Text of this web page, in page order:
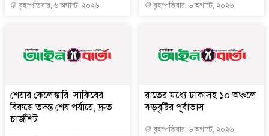
বৃহস্পতিবার, ৬ অগাস্ট, ২০২৬ বৃহস্পতিবার, ৬ অগাস্ট, ২০২৬
শেয়ার কেলেঙ্কারি: সাকিবের
বিরুদ্ধে তদন্ত শেষ পর্যায়ে, দ্রুত
চার্জশিট
রাতের মধ্যে ঢাকাসহ ১০ অঞ্চলে
ঝড়বৃষ্টির পূর্বাভাস
বৃহস্পতিবার, ৬ অগাস্ট, ২০২৬